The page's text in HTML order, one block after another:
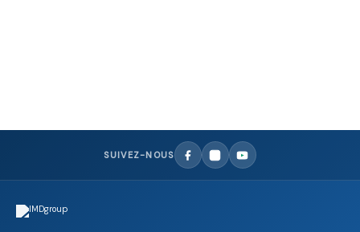
SUIVEZ-NOUS